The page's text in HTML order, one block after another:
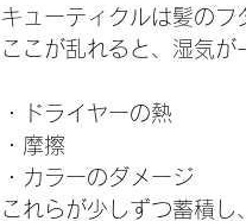
キューティクルは髪のフ
ここが乱れると、湿気が
・ドライヤーの熱
・摩擦
・カラーのダメージ
これらが少しずつ蓄積し、